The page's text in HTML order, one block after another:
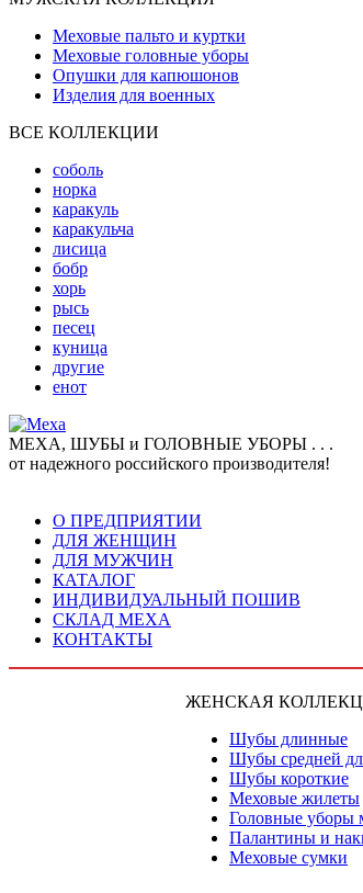
Меховые пальто и куртки
Меховые головные уборы
Опушки для капюшонов
Изделия для военных
ВСЕ КОЛЛЕКЦИИ
соболь
норка
каракуль
каракульча
лисица
бобр
хорь
рысь
песец
куница
другие
енот
МЕХА, ШУБЫ и ГОЛОВНЫЕ УБОРЫ . . .
от надежного российского производителя!
О ПРЕДПРИЯТИИ
ДЛЯ ЖЕНЩИН
ДЛЯ МУЖЧИН
КАТАЛОГ
ИНДИВИДУАЛЬНЫЙ ПОШИВ
СКЛАД МЕХА
КОНТАКТЫ
ЖЕНСКАЯ
Шубы длинные
Шубы средней
Шубы короткие
Меховые жилеты
Головные уборы
Палантины и
Меховые сумки